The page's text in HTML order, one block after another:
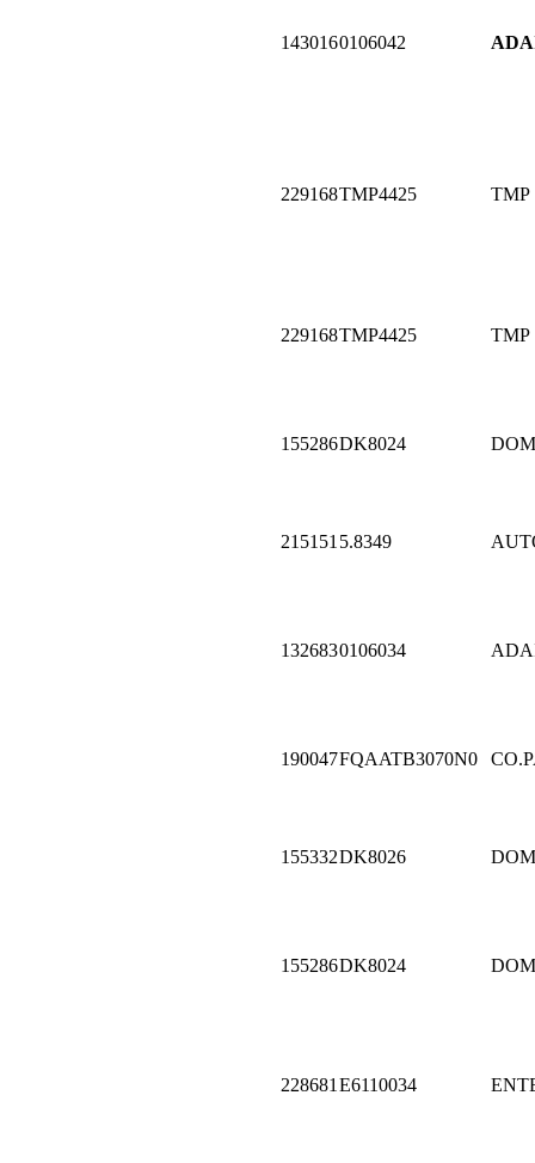
1430160106042
229168TMP4425 TMP
229168TMP4425 TMP
155286DK8024
215151 5.8349
1326830106034
190047FQAATB3070N0
155332DK8026
155286DK8024
228681 E6110034